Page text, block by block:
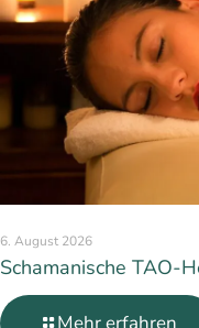
6. August 2026
Schamanische TAO-